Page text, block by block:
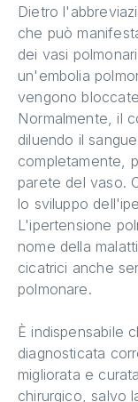
Dietro
che può
dei vasi
un'embolia
vengono
Normalmente, il
diluendo il
completamente,
parete del vaso.
lo sviluppo
L'ipertensione
nome della
cicatrici anche
polmonare.
È indispensabile
diagnosticata
migliorata e
chirurgico, salvo